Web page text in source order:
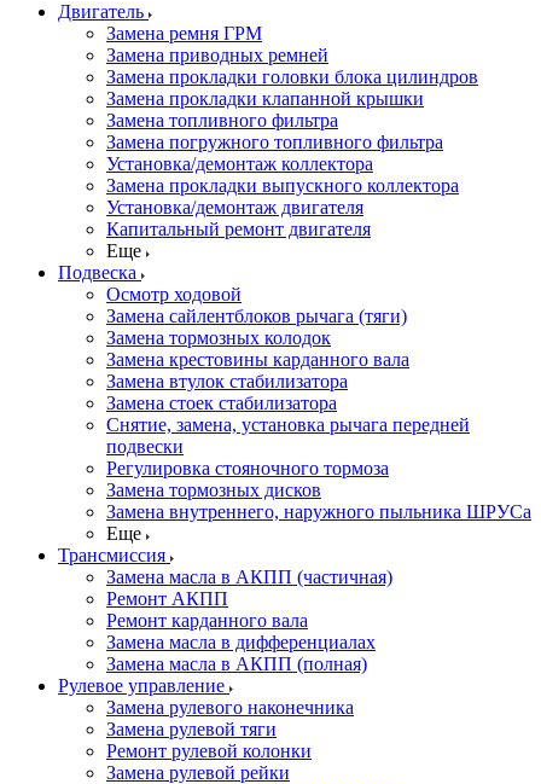
Двигатель
Замена ремня ГРМ
Замена приводных ремней
Замена прокладки головки блока цилиндров
Замена прокладки клапанной крышки
Замена топливного фильтра
Замена погружного топливного фильтра
Установка/демонтаж коллектора
Замена прокладки выпускного коллектора
Установка/демонтаж двигателя
Капитальный ремонт двигателя
Еще
Подвеска
Осмотр ходовой
Замена сайлентблоков рычага (тяги)
Замена тормозных колодок
Замена крестовины карданного вала
Замена втулок стабилизатора
Замена стоек стабилизатора
Снятие, замена, установка рычага передней
подвески
Регулировка стояночного тормоза
Замена тормозных дисков
Замена внутреннего, наружного пыльника ШРУСа
Еще
Трансмиссия
Замена масла в АКПП (частичная)
Ремонт АКПП
Ремонт карданного вала
Замена масла в дифференциалах
Замена масла в АКПП (полная)
Рулевое управление
Замена рулевого наконечника
Замена рулевой тяги
Ремонт рулевой колонки
Замена рулевой рейки